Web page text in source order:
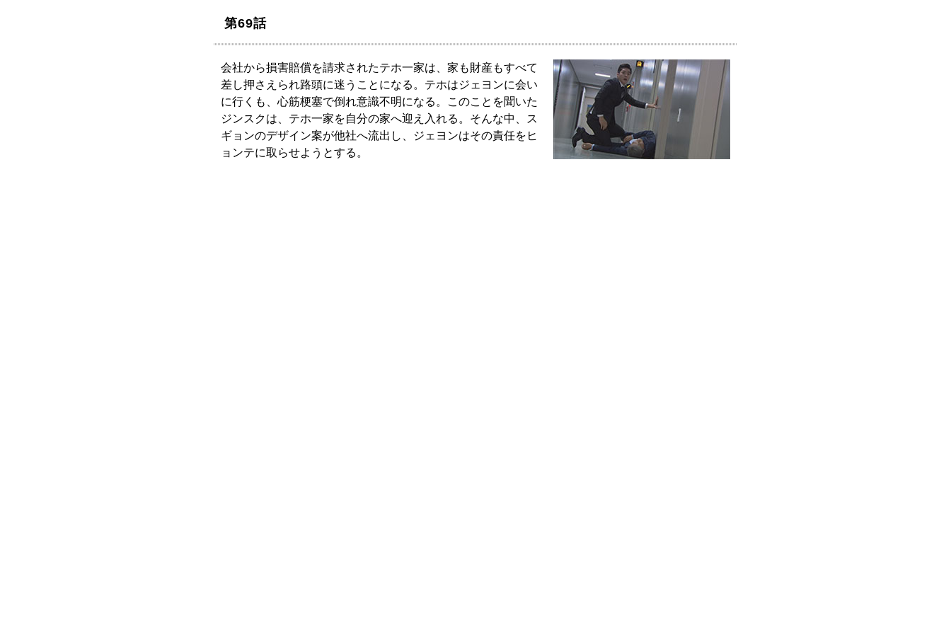
第69話
会社から損害賠償を請求されたテホ一家は、家も財産もすべて
差し押さえられ路頭に迷うことになる。テホはジェヨンに会い
に行くも、心筋梗塞で倒れ意識不明になる。このことを聞いた
ジンスクは、テホ一家を自分の家へ迎え入れる。そんな中、ス
ギョンのデザイン案が他社へ流出し、ジェヨンはその責任をヒ
ョンテに取らせようとする。